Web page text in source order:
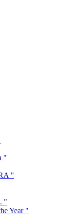
"
"
"
Year "